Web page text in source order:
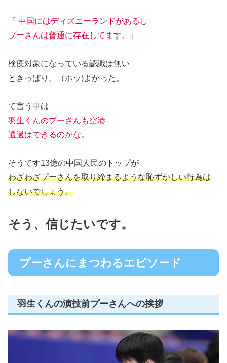
『 中国にはディズニーランドがあるし
プーさんは普通に存在してます。』
検疫対象になっている認識は無い
ときっぱり。（ホッ)よかった。
て言う事は
羽生くんのプーさんも空港
通過はできるのかな。
そうです13億の中国人民のトップが
わざわざプーさんを取り締まるような恥ずかしい行為は
しないでしょう。
そう、信じたいです。
プーさんにまつわるエピソード
羽生くんの演技前プーさんへの挨拶